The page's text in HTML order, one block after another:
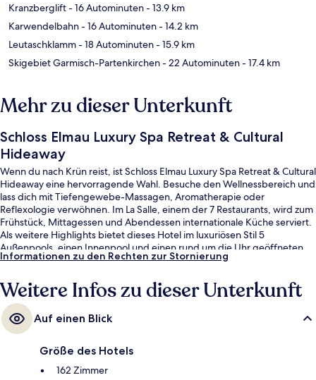
Kranzberglift- 16 Autominuten- 13.9 km
Karwendelbahn- 16 Autominuten- 14.2 km
Leutaschklamm- 18 Autominuten- 15.9 km
Skigebiet Garmisch-Partenkirchen- 22 Autominuten- 17.4 km
Mehr zu dieser Unterkunft
Schloss Elmau Luxury Spa Retreat & Cultural
Hideaway
Wenn du nach Krün reist, ist Schloss Elmau Luxury Spa Retreat & Cultural
Hideaway eine hervorragende Wahl. Besuche den Wellnessbereich und
lass dich mit Tiefengewebe-Massagen, Aromatherapie oder
Reflexologie verwöhnen. Im La Salle, einem der 7 Restaurants, wird zum
Frühstück, Mittagessen und Abendessen internationale Küche serviert.
Als weitere Highlights bietet dieses Hotel im luxuriösen Stil 5
Außenpools, einen Innenpool und einen rund um die Uhr geöffneten
Fitnessbereich.
Informationen zu den Rechten zur Stornierung
Weitere Infos zu dieser Unterkunft
Auf einen Blick
Größe des Hotels
162 Zimmer